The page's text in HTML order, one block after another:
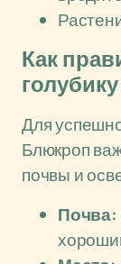
Как
Для
Блюкроп
почвы и
Почва: